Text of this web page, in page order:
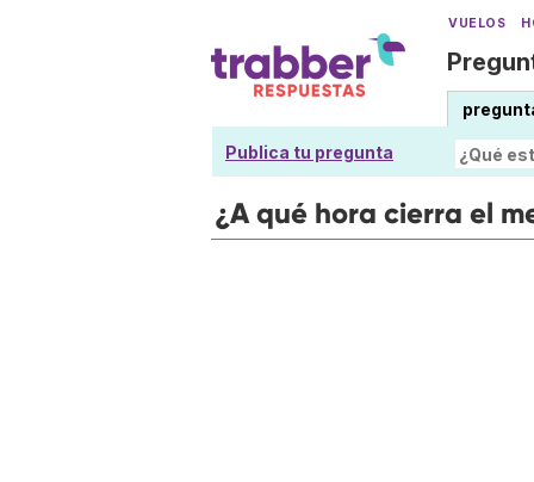
VUELOS
Publica tu pregunta
¿A qué hora cierra el